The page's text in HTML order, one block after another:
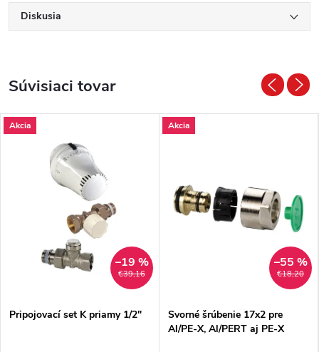
Diskusia
Súvisiaci tovar
Akcia
€39,16
–19 %
Pripojovací set K priamy 1/2"
Akcia
€18,20
–55 %
Svorné šrúbenie 17x2 pre
Al/PE-X, Al/PERT aj PE-X